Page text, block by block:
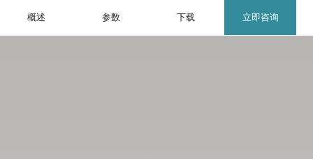
概述 参数 下载 立即咨询